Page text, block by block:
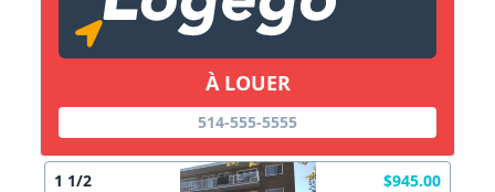
À LOUER
514-555-5555
1 1/2 $945.00
Copier lien
X Fermer Envoyez